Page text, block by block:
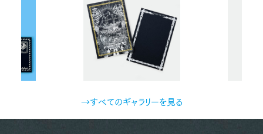
→すべてのギャラリーを見る